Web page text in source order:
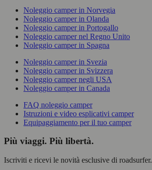
Noleggio camper in Norvegia
Noleggio camper in Olanda
Noleggio camper in Portogallo
Noleggio camper nel Regno Unito
Noleggio camper in Spagna
Noleggio camper in Svezia
Noleggio camper in Svizzera
Noleggio camper negli USA
Noleggio camper in Canada
FAQ noleggio camper
Istruzioni e video esplicativi camper
Equipaggiamento per il tuo camper
Più viaggi. Più libertà.
Iscriviti e ricevi le novità esclusive di roadsurfer.